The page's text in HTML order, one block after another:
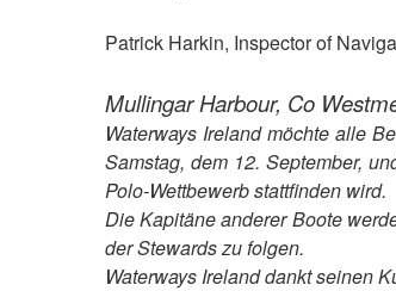
Patrick Harkin, Inspector of
Mullingar Harbour, Co
Waterways Ireland möchte alle
Samstag, dem 12. September,
Polo-Wettbewerb stattfinden wird.
Die Kapitäne anderer Boote
der Stewards zu folgen.
Waterways Ireland dankt seinen